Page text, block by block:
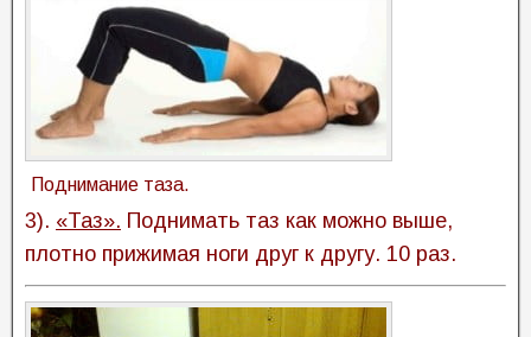
Поднимание таза.
3). «Таз». Поднимать таз как можно выше,
плотно прижимая ноги друг к другу. 10 раз.